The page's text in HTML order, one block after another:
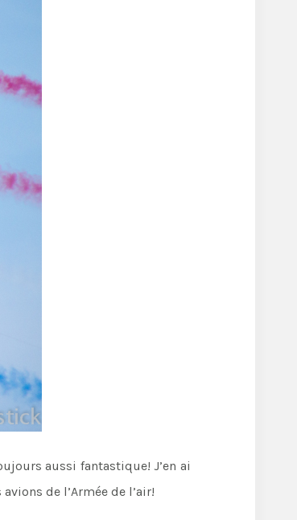
aussi fantastique! J’en ai
de l’Armée de l’air!